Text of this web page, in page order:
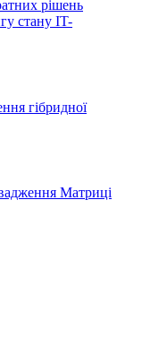
рішень
стану IT-
гібридної
Матриці